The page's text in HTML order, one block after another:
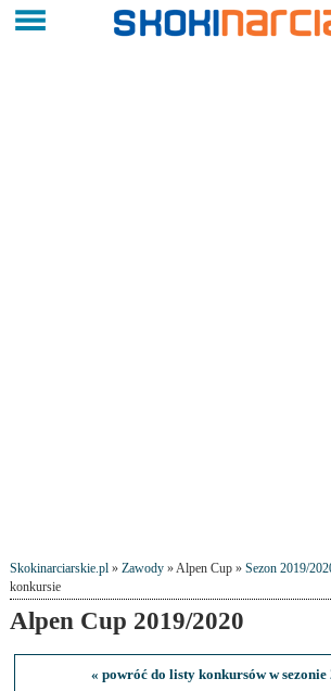
Skokinarciarskie.pl» Zawody» Alpen Cup » Sezon 2019/
konkursie
Alpen Cup 2019/2020
« powróć do listy konkursów w sezonie